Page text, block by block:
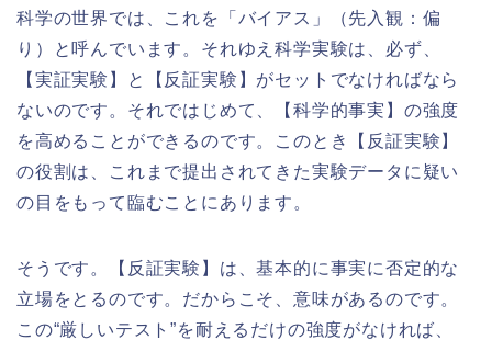
科学の世界では、これを「バイアス」（先入観：偏
り）と呼んでいます。それゆえ科学実験は、必ず、
【実証実験】と【反証実験】がセットでなければなら
ないのです。それではじめて、【科学的事実】の強度
を高めることができるのです。このとき【反証実験】
の役割は、これまで提出されてきた実験データに疑い
の目をもって臨むことにあります。
そうです。【反証実験】は、基本的に事実に否定的な
立場をとるのです。だからこそ、意味があるのです。
この“厳しいテスト”を耐えるだけの強度がなければ、